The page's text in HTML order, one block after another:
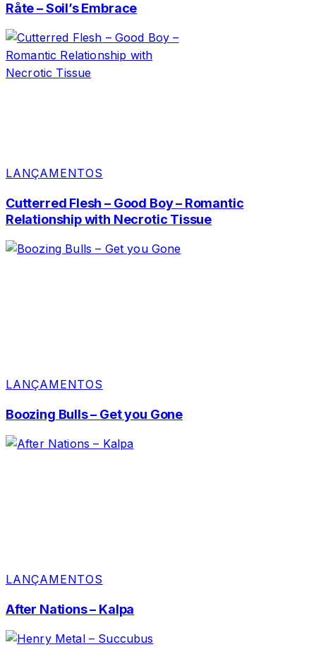
Råte – Soil’s Embrace
LANÇAMENTOS
Cutterred Flesh – Good Boy – Romantic
Relationship with Necrotic Tissue
LANÇAMENTOS
Boozing Bulls – Get you Gone
LANÇAMENTOS
After Nations – Kalpa